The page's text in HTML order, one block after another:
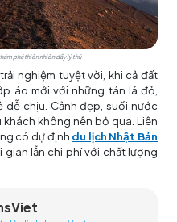
phá thiên nhiên đầy lý thú
nghiệm tuyệt vời, khi cả đất
áo mới với những tán lá đỏ,
dễ chịu. Cảnh đẹp, suối nước
không nên bỏ qua. Liên
có dự định du lịch Nhật Bản
lẫn chi phí với chất lượng